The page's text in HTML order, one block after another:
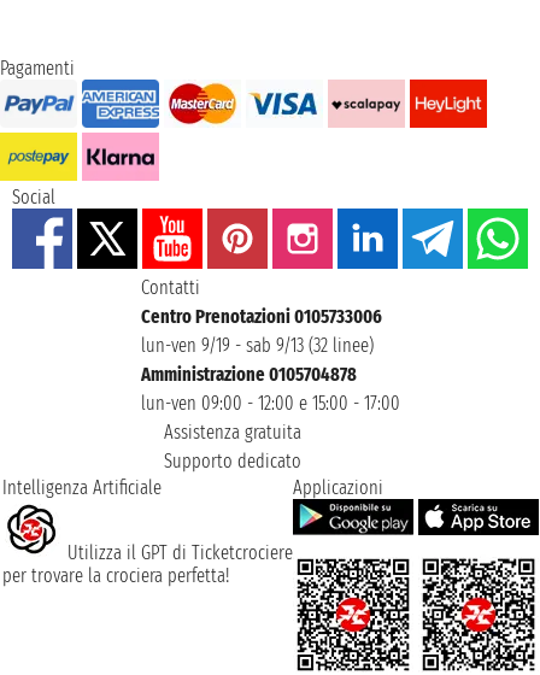
Pagamenti
Social
Contatti
Centro Prenotazioni 0105733006
lun-ven 9/19 - sab 9/13 (32 linee)
Amministrazione 0105704878
lun-ven 09:00 - 12:00 e 15:00 - 17:00
Assistenza gratuita
Supporto dedicato
Intelligenza Artificiale
Utilizza il GPT di Ticketcrociere
per trovare la crociera perfetta!
Applicazioni